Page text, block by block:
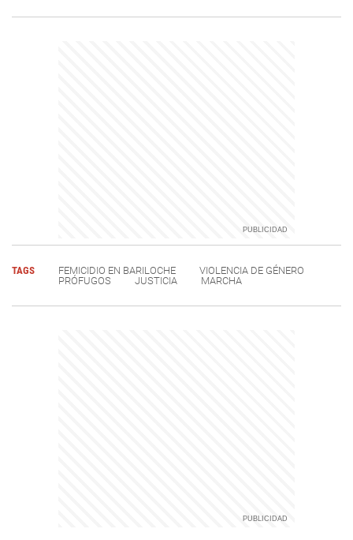
TAGS FEMICIDIO EN BARILOCHE
VIOLENCIA DE GÉNERO
PRÓFUGOS
JUSTICIA MARCHA